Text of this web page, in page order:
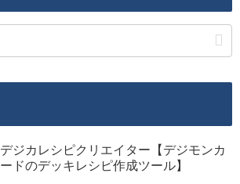
デジカレシピクリエイター【デジモンカ
ードのデッキレシピ作成ツール】